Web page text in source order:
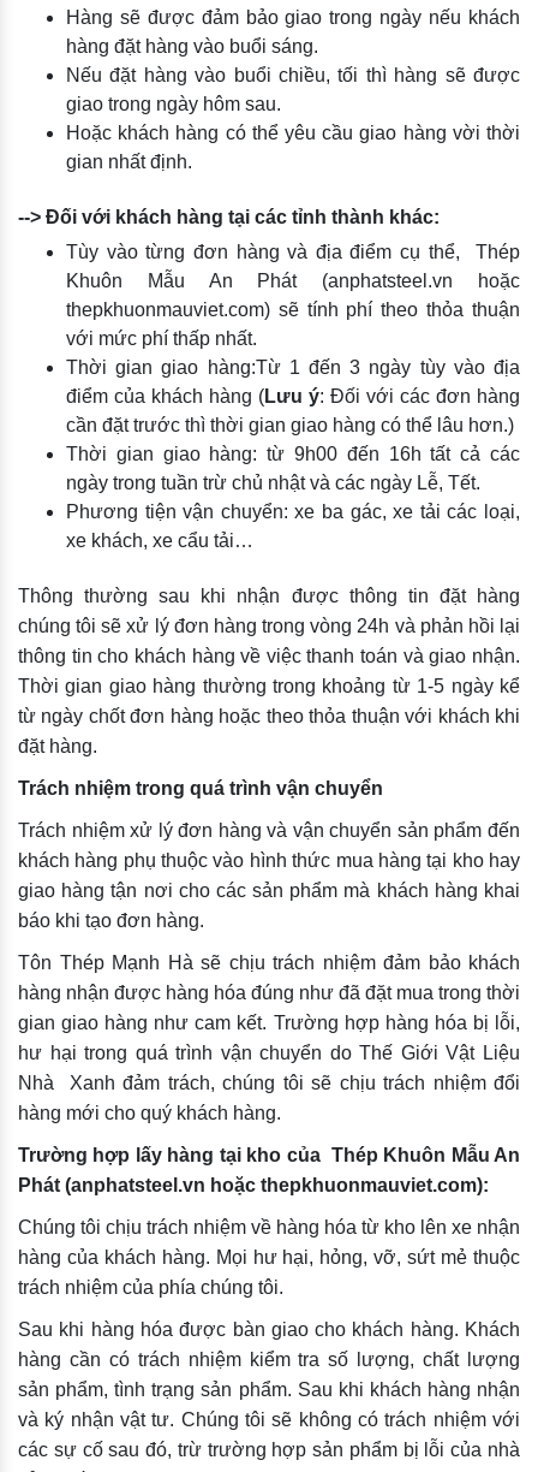
Hàng sẽ được đảm bảo giao trong ngày nếu khách
hàng đặt hàng vào buổi sáng.
Nếu đặt hàng vào buổi chiều, tối thì hàng sẽ được
giao trong ngày hôm sau.
Hoặc khách hàng có thể yêu cầu giao hàng vời thời
gian nhất định.
--> Đối với khách hàng tại các tỉnh thành khác:
Tùy vào từng đơn hàng và địa điểm cụ thể, Thép
Khuôn Mẫu An Phát (anphatsteel.vn hoặc
thepkhuonmauviet.com) sẽ tính phí theo thỏa thuận
với mức phí thấp nhất.
Thời gian giao hàng:Từ 1 đến 3 ngày tùy vào địa
điểm của khách hàng (Lưu ý: Đối với các đơn hàng
cần đặt trước thì thời gian giao hàng có thể lâu hơn.)
Thời gian giao hàng: từ 9h00 đến 16h tất cả các
ngày trong tuần trừ chủ nhật và các ngày Lễ, Tết.
Phương tiện vận chuyển: xe ba gác, xe tải các loại,
xe khách, xe cẩu tải…
Thông thường sau khi nhận được thông tin đặt hàng
chúng tôi sẽ xử lý đơn hàng trong vòng 24h và phản hồi lại
thông tin cho khách hàng về việc thanh toán và giao nhận.
Thời gian giao hàng thường trong khoảng từ 1-5 ngày kể
từ ngày chốt đơn hàng hoặc theo thỏa thuận với khách khi
đặt hàng.
Trách nhiệm trong quá trình vận chuyển
Trách nhiệm xử lý đơn hàng và vận chuyển sản phẩm đến
khách hàng phụ thuộc vào hình thức mua hàng tại kho hay
giao hàng tận nơi cho các sản phẩm mà khách hàng khai
báo khi tạo đơn hàng.
Tôn Thép Mạnh Hà sẽ chịu trách nhiệm đảm bảo khách
hàng nhận được hàng hóa đúng như đã đặt mua trong thời
gian giao hàng như cam kết. Trường hợp hàng hóa bị lỗi,
hư hại trong quá trình vận chuyển do Thế Giới Vật Liệu
Nhà Xanh đảm trách, chúng tôi sẽ chịu trách nhiệm đổi
hàng mới cho quý khách hàng.
Trường hợp lấy hàng tại kho của Thép Khuôn Mẫu An
Phát (anphatsteel.vn hoặc thepkhuonmauviet.com):
Chúng tôi chịu trách nhiệm về hàng hóa từ kho lên xe nhận
hàng của khách hàng. Mọi hư hại, hỏng, vỡ, sứt mẻ thuộc
trách nhiệm của phía chúng tôi.
Sau khi hàng hóa được bàn giao cho khách hàng. Khách
hàng cần có trách nhiệm kiểm tra số lượng, chất lượng
sản phẩm, tình trạng sản phẩm. Sau khi khách hàng nhận
và ký nhận vật tư. Chúng tôi sẽ không có trách nhiệm với
các sự cố sau đó, trừ trường hợp sản phẩm bị lỗi của nhà